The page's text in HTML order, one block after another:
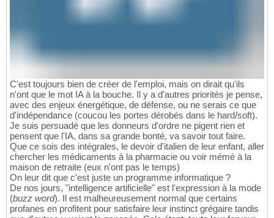
C'est toujours bien de créer de l'emploi, mais on dirait qu'ils
n'ont que le mot IA à la bouche. Il y a d'autres priorités je pense,
avec des enjeux énergétique, de défense, ou ne serais ce que
d'indépendance (coucou les portes dérobés dans le hard/soft).
Je suis persuadé que les donneurs d'ordre ne pigent rien et
pensent que l'IA, dans sa grande bonté, va savoir tout faire.
Que ce sois des intégrales, le devoir d'italien de leur enfant, aller
chercher les médicaments à la pharmacie ou voir mémé à la
maison de retraite (eux n'ont pas le temps)
On leur dit que c'est juste un programme informatique ?
De nos jours, "intelligence artificielle" est l'expression à la mode
(buzz word). Il est malheureusement normal que certains
profanes en profitent pour satisfaire leur instinct grégaire tandis